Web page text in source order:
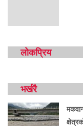
लोकप्रिय
भर्खरै